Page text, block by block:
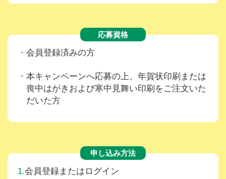
応募資格
会員登録済みの方
本キャンペーンへ応募の上、年賀状印刷または
喪中はがきおよび寒中見舞い印刷をご注文いた
だいた方
申し込み方法
会員登録またはログイン